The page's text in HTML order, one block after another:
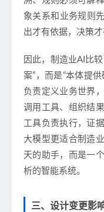
象关系和业务规则
出才有依据，决策才
因此，制造业AI比
案”，而是“本体提
负责定义业务世界
调用工具、组织结
工具负责执行，证
大模型更适合制造
天的助手，而是一
析的智能系统。
三、设计变更影